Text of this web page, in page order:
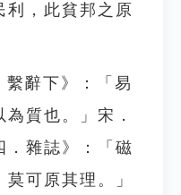
利，此貧邦之原
辭下》：「易
質也。」宋．
．雜誌》：「磁
可原其理。」